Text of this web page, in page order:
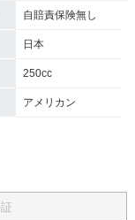
自賠責保険無し
日本
250cc
アメリカン